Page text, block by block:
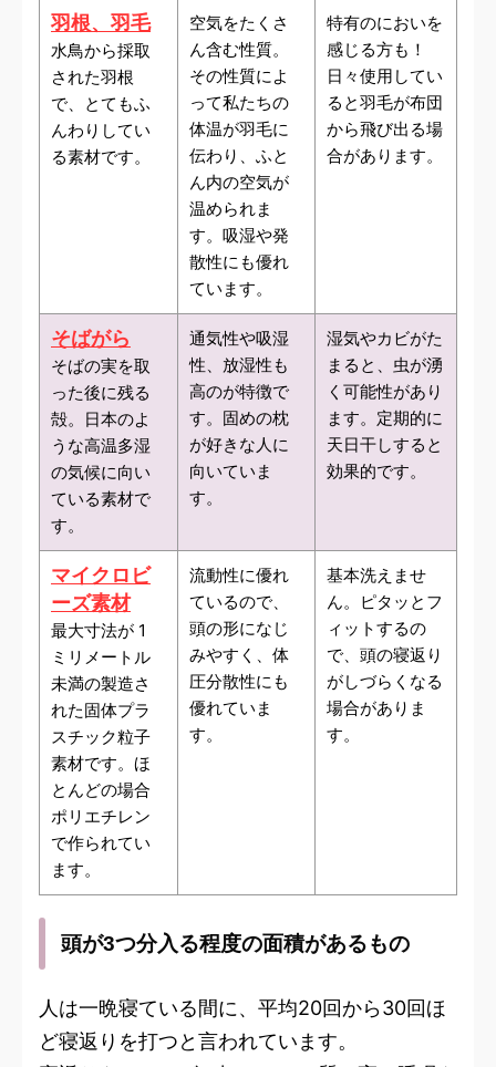
羽根、羽毛
水鳥から採取
された羽根
で、とてもふ
んわりしてい
る素材です。
空気をたくさ
ん含む性質。
その性質によ
って私たちの
体温が羽毛に
伝わり、ふと
ん内の空気が
温められま
す。吸湿や発
散性にも優れ
ています。
特有のにおいを
感じる方も！
日々使用してい
ると羽毛が布団
から飛び出る場
合があります。
そばがら
そばの実を取
った後に残る
殻。日本のよ
うな高温多湿
の気候に向い
ている素材で
す。
通気性や吸湿
性、放湿性も
高のが特徴で
す。固めの枕
が好きな人に
向いていま
す。
湿気やカビがた
まると、虫が湧
く可能性があり
ます。定期的に
天日干しすると
効果的です。
マイクロビ
ーズ素材
最大寸法が 1
ミリメートル
未満の製造さ
れた固体プラ
スチック粒子
素材です。ほ
とんどの場合
ポリエチレン
で作られてい
ます。
流動性に優れ
ているので、
頭の形になじ
みやすく、体
圧分散性にも
優れていま
す。
基本洗えませ
ん。ピタッとフ
ィットするの
で、頭の寝返り
がしづらくなる
場合がありま
す。
頭が3つ分入る程度の面積があるもの
人は一晩寝ている間に、平均20回から30回ほ
ど寝返りを打つと言われています。